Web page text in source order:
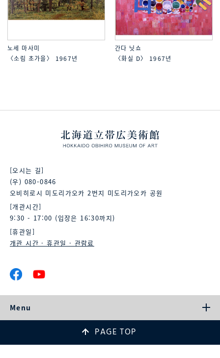
노세 마사미
〈소림 초가을〉 1967년
간다 닛쇼
〈화실 D〉 1967년
[오시는 길]
(우) 080-0846
오비히로시 미도리가오카 2번지 미도리가오카 공원
[개관시간]
9:30 - 17:00 (입장은 16:30까지)
[휴관일]
개관 시간 · 휴관일 · 관람료
Menu
PAGE TOP